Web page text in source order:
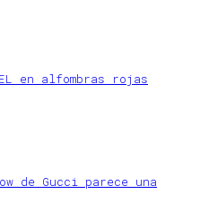
en alfombras rojas
de Gucci parece una